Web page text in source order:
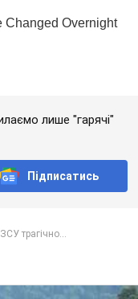
лише "гарячі"
Підписатись
трагічно...